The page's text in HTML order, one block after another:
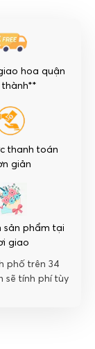
hoa quận
thanh toán
giản
sản phẩm tại
giao
phố trên 34
sẽ tính phí tùy